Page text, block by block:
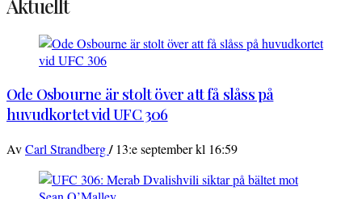
Aktuellt
Ode Osbourne är stolt över att få slåss på
huvudkortet vid UFC 306
AvCarl Strandberg/ 13:e september kl 16:59